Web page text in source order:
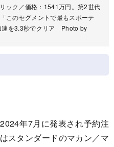
ック／価格：1541万円。第2世代
このセグメントで最もスポーテ
速を3.3秒でクリア Photo by
年7月に発表され予約注
スタンダードのマカン／マ